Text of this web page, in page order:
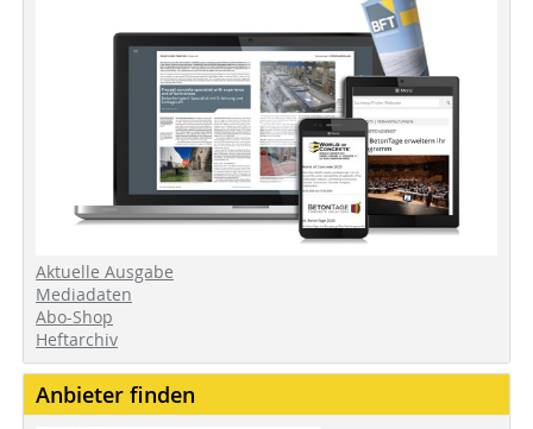
Aktuelle Ausgabe
Mediadaten
Abo-Shop
Heftarchiv
Anbieter finden